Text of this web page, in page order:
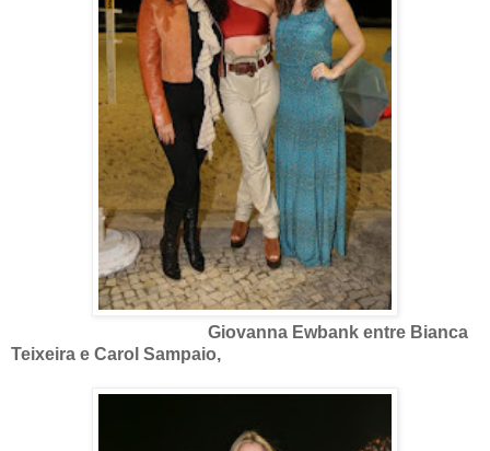
Giovanna Ewbank entre Bianca
Teixeira e Carol Sampaio,